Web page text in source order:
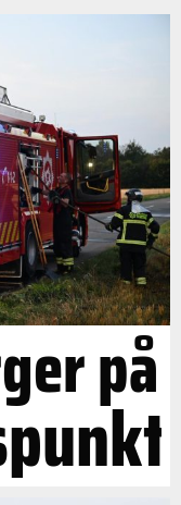
på